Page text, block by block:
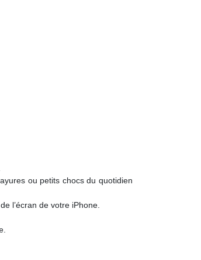
ou petits chocs du quotidien
l’écran de votre iPhone.